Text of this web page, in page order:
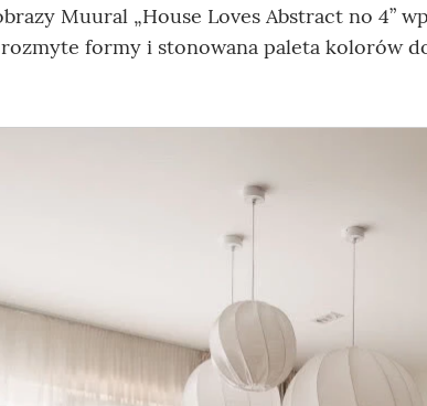
Muural „House Loves Abstract no 4”
formy i stonowana paleta kolorów